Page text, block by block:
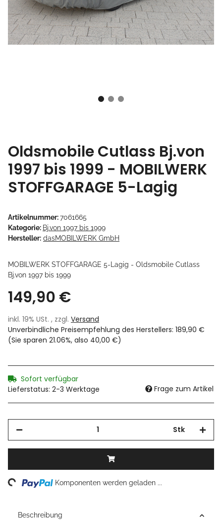
Oldsmobile Cutlass Bj.von
1997 bis 1999 - MOBILWERK
STOFFGARAGE 5-Lagig
Artikelnummer:7061665
Kategorie: Bj.von 1997 bis 1999
Hersteller: dasMOBILWERK GmbH
MOBILWERK STOFFGARAGE 5-Lagig - Oldsmobile Cutlass
Bj.von 1997 bis 1999
149,90 €
inkl. 19% USt. , zzgl. Versand
Unverbindliche Preisempfehlung des Herstellers: 189,90 €
(Sie sparen 21.06%, also 40,00 €)
Sofort verfügbar
Lieferstatus: 2-3 Werktage
Frage zum Artikel
Stk
Loading... Komponenten werden geladen ...
Beschreibung